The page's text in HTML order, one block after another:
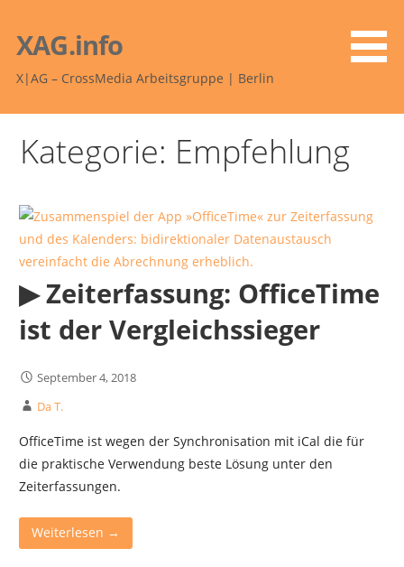
Inhalt
springen
XAG.info
X|AG – CrossMedia Arbeitsgruppe | Berlin
Kategorie: Empfehlung
▶︎ Zeiterfassung: OfficeTime
ist der Vergleichssieger
September 4, 2018
Da T.
OfficeTime ist wegen der Synchronisation mit iCal die für
die praktische Verwendung beste Lösung unter den
Zeiterfassungen.
Weiterlesen →